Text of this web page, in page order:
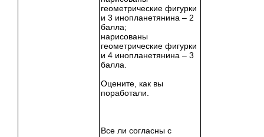
геометрические фигурки
и 3 инопланетянина – 2
балла;
нарисованы
геометрические фигурки
и 4 инопланетянина – 3
балла.
Оцените, как вы
поработали.
Все ли согласны с